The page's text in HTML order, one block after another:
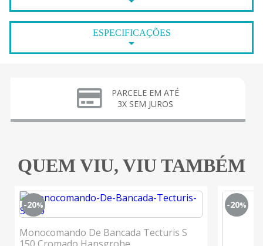
ESPECIFICAÇÕES
PARCELE EM ATÉ
3X SEM JUROS
QUEM VIU, VIU TAMBÉM
-20%
Monocomando De Bancada Tecturis S
150 Cromado Hansgrohe
-20%